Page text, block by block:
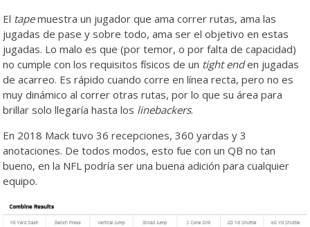
El tapemuestra un jugador que ama correr rutas, ama las
jugadas de pase y sobre todo, ama ser el objetivo en estas
jugadas. Lo malo es que (por temor, o por falta de capacidad)
no cumple con los requisitos físicos de un tight enden jugadas
de acarreo. Es rápido cuando corre en línea recta, pero no es
muy dinámico al correr otras rutas, por lo que su área para
brillar solo llegaría hasta los linebackers.
En 2018 Mack tuvo 36 recepciones, 360 yardas y 3
anotaciones. De todos modos, esto fue con un QB no tan
bueno, en la NFL podría ser una buena adición para cualquier
equipo.